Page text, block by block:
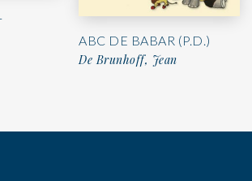
ABC DE BABAR (P.D.)
De Brunhoff, Jean